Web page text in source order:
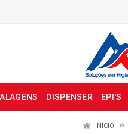
DISPENSER EPI'S
INÍCIO